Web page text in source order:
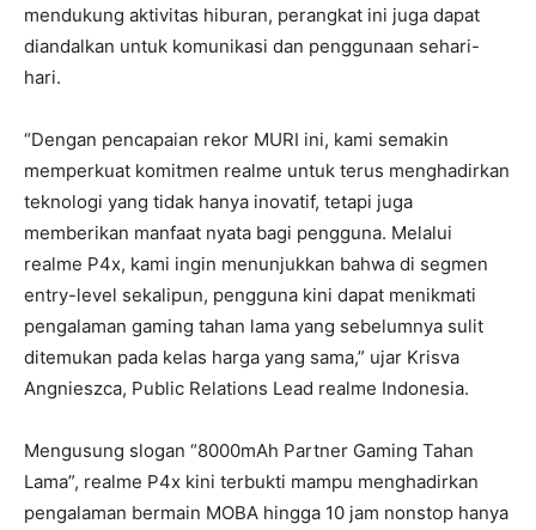
mendukung aktivitas hiburan, perangkat ini juga dapat
diandalkan untuk komunikasi dan penggunaan sehari-
hari.
“Dengan pencapaian rekor MURI ini, kami semakin
memperkuat komitmen realme untuk terus menghadirkan
teknologi yang tidak hanya inovatif, tetapi juga
memberikan manfaat nyata bagi pengguna. Melalui
realme P4x, kami ingin menunjukkan bahwa di segmen
entry-level sekalipun, pengguna kini dapat menikmati
pengalaman gaming tahan lama yang sebelumnya sulit
ditemukan pada kelas harga yang sama,” ujar Krisva
Angnieszca, Public Relations Lead realme Indonesia.
Mengusung slogan “8000mAh Partner Gaming Tahan
Lama”, realme P4x kini terbukti mampu menghadirkan
pengalaman bermain MOBA hingga 10 jam nonstop hanya